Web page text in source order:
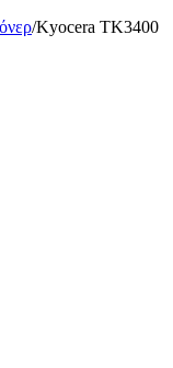
/Kyocera TK3400